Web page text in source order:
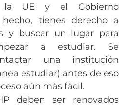
la UE y el Gobierno
tienes derecho a
y buscar un lugar para
a estudiar. Se
una institución
estudiar) antes de eso
aún más fácil.
deben ser renovados